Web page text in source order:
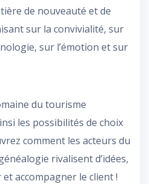
de nouveauté et de
sur la convivialité, sur
sur l’émotion et sur
du tourisme
les possibilités de choix
comment les acteurs du
rivalisent d’idées,
accompagner le client !